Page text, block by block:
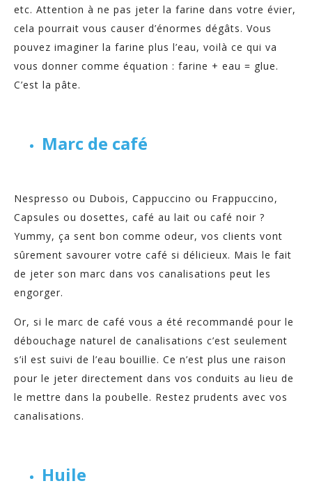
etc. Attention à ne pas jeter la farine dans votre évier,
cela pourrait vous causer d’énormes dégâts. Vous
pouvez imaginer la farine plus l’eau, voilà ce qui va
vous donner comme équation : farine + eau = glue.
C’est la pâte.
Marc de café
Nespresso ou Dubois, Cappuccino ou Frappuccino,
Capsules ou dosettes, café au lait ou café noir ?
Yummy, ça sent bon comme odeur, vos clients vont
sûrement savourer votre café si délicieux. Mais le fait
de jeter son marc dans vos canalisations peut les
engorger.
Or, si le marc de café vous a été recommandé pour le
débouchage naturel de canalisations c’est seulement
s’il est suivi de l’eau bouillie. Ce n’est plus une raison
pour le jeter directement dans vos conduits au lieu de
le mettre dans la poubelle. Restez prudents avec vos
canalisations.
Huile